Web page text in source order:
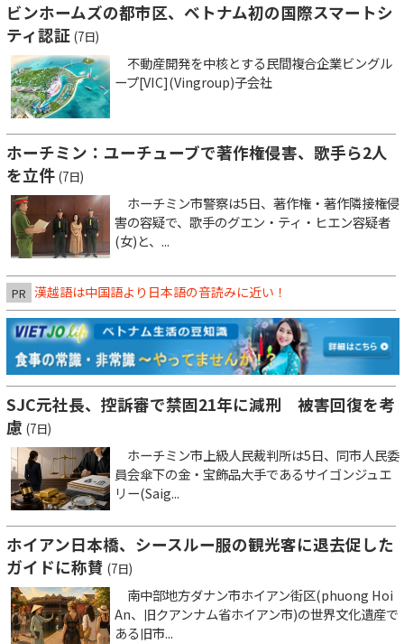
ビンホームズの都市区、ベトナム初の国際スマートシ
ティ認証 (7日)
不動産開発を中核とする民間複合企業ビングル
ープ[VIC](Vingroup)子会社
ホーチミン：ユーチューブで著作権侵害、歌手ら2人
を立件 (7日)
ホーチミン市警察は5日、著作権・著作隣接権侵
害の容疑で、歌手のグエン・ティ・ヒエン容疑者
(女)と、...
PR 漢越語は中国語より日本語の音読みに近い！
SJC元社長、控訴審で禁固21年に減刑 被害回復を考
慮 (7日)
ホーチミン市上級人民裁判所は5日、同市人民委
員会傘下の金・宝飾品大手であるサイゴンジュエ
リー(Saig...
ホイアン日本橋、シースルー服の観光客に退去促した
ガイドに称賛 (7日)
南中部地方ダナン市ホイアン街区(phuong Hoi
An、旧クアンナム省ホイアン市)の世界文化遺産で
ある旧市...